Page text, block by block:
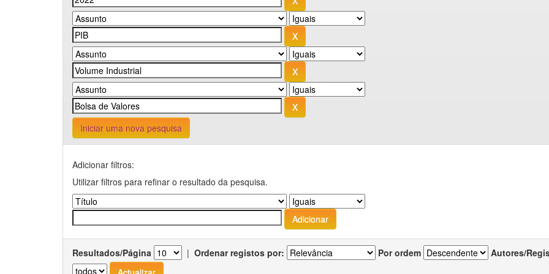
Iniciar uma nova pesquisa
Adicionar filtros:
Utilizar filtros para refinar o resultado da pesquisa.
Resultados/Página | Ordenar registos por: Por ordem Autores/